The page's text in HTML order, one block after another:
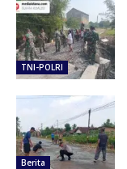
TNI-POLRI
Berita